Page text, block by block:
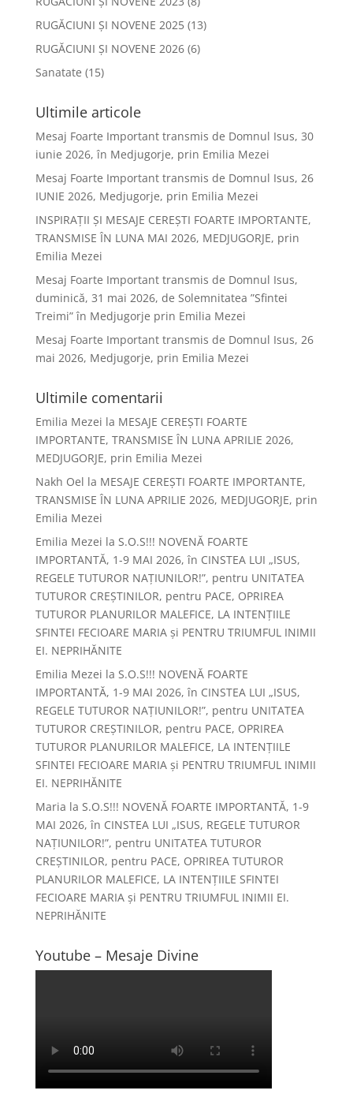
RUGĂCIUNI ȘI NOVENE 2025(13)
RUGĂCIUNI ȘI NOVENE 2026(6)
Sanatate (15)
Ultimile articole
Mesaj Foarte Important transmis de Domnul Isus, 30
iunie 2026, în Medjugorje, prin Emilia Mezei
Mesaj Foarte Important transmis de Domnul Isus, 26
IUNIE 2026, Medjugorje, prin Emilia Mezei
INSPIRAȚII ȘI MESAJE CEREȘTI FOARTE IMPORTANTE,
TRANSMISE ÎN LUNA MAI 2026, MEDJUGORJE, prin
Emilia Mezei
Mesaj Foarte Important transmis de Domnul Isus,
duminică, 31 mai 2026, de Solemnitatea ”Sfintei
Treimi” în Medjugorje prin Emilia Mezei
Mesaj Foarte Important transmis de Domnul Isus, 26
mai 2026, Medjugorje, prin Emilia Mezei
Ultimile comentarii
Emilia Mezei la MESAJE CEREȘTI FOARTE
IMPORTANTE, TRANSMISE ÎN LUNA APRILIE 2026,
MEDJUGORJE, prin Emilia Mezei
Nakh Oel la MESAJE CEREȘTI FOARTE IMPORTANTE,
TRANSMISE ÎN LUNA APRILIE 2026, MEDJUGORJE, prin
Emilia Mezei
Emilia Mezei la S.O.S!!! NOVENĂ FOARTE
IMPORTANTĂ, 1-9 MAI 2026, în CINSTEA LUI „ISUS,
REGELE TUTUROR NAȚIUNILOR!”, pentru UNITATEA
TUTUROR CREȘTINILOR, pentru PACE, OPRIREA
TUTUROR PLANURILOR MALEFICE, LA INTENȚIILE
SFINTEI FECIOARE MARIA și PENTRU TRIUMFUL INIMII
EI. NEPRIHĂNITE
Emilia Mezei la S.O.S!!! NOVENĂ FOARTE
IMPORTANTĂ, 1-9 MAI 2026, în CINSTEA LUI „ISUS,
REGELE TUTUROR NAȚIUNILOR!”, pentru UNITATEA
TUTUROR CREȘTINILOR, pentru PACE, OPRIREA
TUTUROR PLANURILOR MALEFICE, LA INTENȚIILE
SFINTEI FECIOARE MARIA și PENTRU TRIUMFUL INIMII
EI. NEPRIHĂNITE
Maria la S.O.S!!! NOVENĂ FOARTE IMPORTANTĂ, 1-9
MAI 2026, în CINSTEA LUI „ISUS, REGELE TUTUROR
NAȚIUNILOR!”, pentru UNITATEA TUTUROR
CREȘTINILOR, pentru PACE, OPRIREA TUTUROR
PLANURILOR MALEFICE, LA INTENȚIILE SFINTEI
FECIOARE MARIA și PENTRU TRIUMFUL INIMII EI.
NEPRIHĂNITE
Youtube – Mesaje Divine